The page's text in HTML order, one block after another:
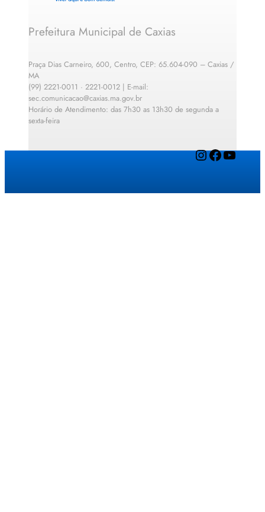
Prefeitura Municipal de Caxias
Praça Dias Carneiro, 600, Centro, CEP: 65.604-090 – Caxias /
MA
(99) 2221-0011 · 2221-0012 | E-mail:
sec.comunicacao@caxias.ma.gov.br
Horário de Atendimento: das 7h30 as 13h30 de segunda a
sexta-feira
InstagramFacebook YouTube